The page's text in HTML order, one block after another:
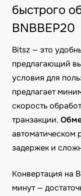
быстрого
BNBBEP20
Bitsz — это
предлагающий
условия для
предлагает
скорость
транзакции.
автоматическом
задержек и
Конвертация на
минут —